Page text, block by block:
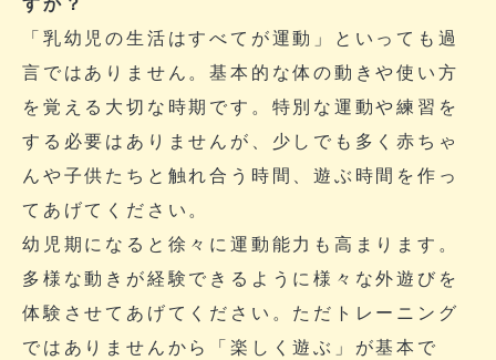
「乳幼児の生活はすべてが運動」といっても過
言ではありません。基本的な体の動きや使い方
を覚える大切な時期です。特別な運動や練習を
する必要はありませんが、少しでも多く赤ちゃ
んや子供たちと触れ合う時間、遊ぶ時間を作っ
てあげてください。
幼児期になると徐々に運動能力も高まります。
多様な動きが経験できるように様々な外遊びを
体験させてあげてください。ただトレーニング
ではありませんから「楽しく遊ぶ」が基本で